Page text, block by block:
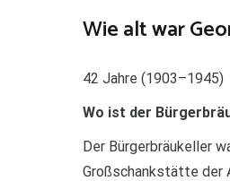
Wie alt war
42 Jahre (1903–1945)
Wo ist der
Der Bürgerbräukeller
Großschankstätte der